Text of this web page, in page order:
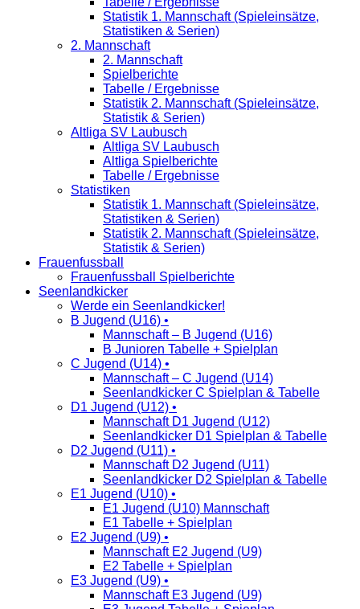
Statistik 1. Mannschaft (Spieleinsätze,
Statistiken & Serien)
2. Mannschaft
2. Mannschaft
Spielberichte
Tabelle / Ergebnisse
Statistik 2. Mannschaft (Spieleinsätze,
Statistik & Serien)
Altliga SV Laubusch
Altliga SV Laubusch
Altliga Spielberichte
Tabelle / Ergebnisse
Statistiken
Statistik 1. Mannschaft (Spieleinsätze,
Statistiken & Serien)
Statistik 2. Mannschaft (Spieleinsätze,
Statistik & Serien)
Frauenfussball
Frauenfussball Spielberichte
Seenlandkicker
Werde ein Seenlandkicker!
B Jugend (U16) •
Mannschaft – B Jugend (U16)
B Junioren Tabelle + Spielplan
C Jugend (U14) •
Mannschaft – C Jugend (U14)
Seenlandkicker C Spielplan & Tabelle
D1 Jugend (U12) •
Mannschaft D1 Jugend (U12)
Seenlandkicker D1 Spielplan & Tabelle
D2 Jugend (U11) •
Mannschaft D2 Jugend (U11)
Seenlandkicker D2 Spielplan & Tabelle
E1 Jugend (U10) •
E1 Jugend (U10) Mannschaft
E1 Tabelle + Spielplan
E2 Jugend (U9) •
Mannschaft E2 Jugend (U9)
E2 Tabelle + Spielplan
E3 Jugend (U9) •
Mannschaft E3 Jugend (U9)